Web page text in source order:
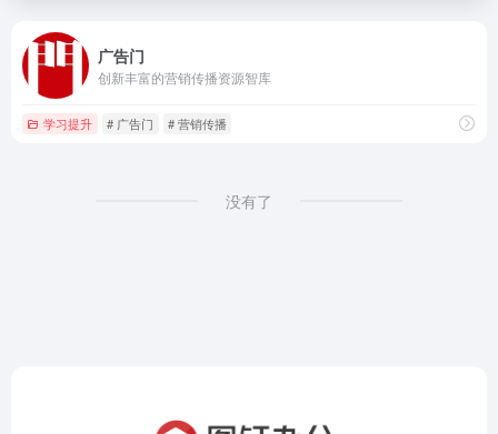
广告门
创新丰富的营销传播资源智库
学习提升 # 广告门 # 营销传播
没有了